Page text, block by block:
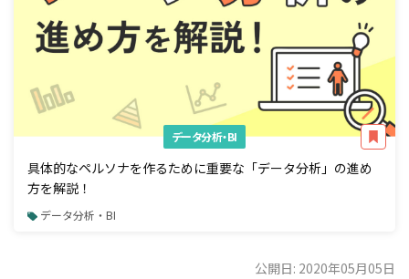
データ分析・BI
具体的なペルソナを作るために重要な「データ分析」の進め
方を解説！
データ分析・BI
公開日: 2020年05月05日